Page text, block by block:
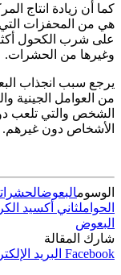
كما أن زيادة انتاج
هي من المحفزات
على شرب الكحول
وغيرها من الحشرات.
يرجع سبب انجذاب
من العوامل الجينية
الشخص والتي تلعب
الأشخاص دون غيرهم.
الوسومالبعوضالحشرات
الحواملثاني أكسيد
البعوض
شارك المقالة
Facebook البريد